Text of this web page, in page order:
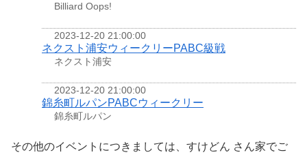
Billiard Oops!
2023-12-20 21:00:00
ネクスト浦安ウィークリーPABC級戦
ネクスト浦安
2023-12-20 21:00:00
錦糸町ルパンPABCウィークリー
錦糸町ルパン
その他のイベントにつきましては、すけどん さん家でご